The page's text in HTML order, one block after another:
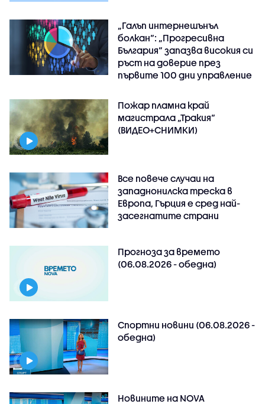
„Галъп интернешънъл
болкан“: „Прогресивна
България“ запазва високия си
ръст на доверие през
първите 100 дни управление
Пожар пламна край
магистрала „Тракия“
(ВИДЕО+СНИМКИ)
Все повече случаи на
западнонилска треска в
Европа, Гърция е сред най-
засегнатите страни
Прогноза за времето
(06.08.2026 - обедна)
Спортни новини (06.08.2026 -
обедна)
Новините на NOVA